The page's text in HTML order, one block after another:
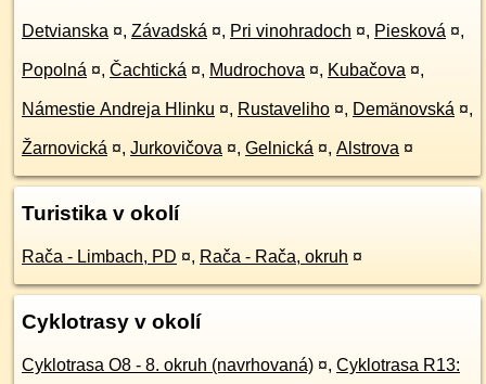
Detvianska ¤, Závadská ¤, Pri vinohradoch ¤, Piesková ¤,
Popolná ¤, Čachtická ¤, Mudrochova ¤, Kubačova ¤,
Námestie Andreja Hlinku ¤, Rustaveliho ¤, Demänovská ¤,
Žarnovická ¤, Jurkovičova ¤, Gelnická ¤, Alstrova ¤
Turistika v okolí
Rača - Limbach, PD ¤, Rača - Rača, okruh ¤
Cyklotrasy v okolí
Cyklotrasa O8 - 8. okruh (navrhovaná) ¤, Cyklotrasa R13: